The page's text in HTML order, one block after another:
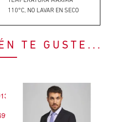
110°C, NO LAVAR EN SECO
TE GUSTE...